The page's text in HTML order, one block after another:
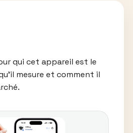
qui cet appareil est le
mesure et comment il